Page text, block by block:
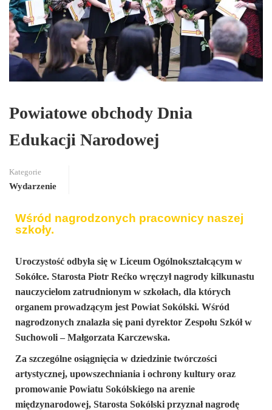
Powiatowe obchody Dnia
Edukacji Narodowej
Kategorie
Wydarzenie
Wśród nagrodzonych pracownicy naszej
szkoły.
Uroczystość odbyła się w Liceum Ogólnokształcącym w
Sokółce. Starosta Piotr Rećko wręczył nagrody kilkunastu
nauczycielom zatrudnionym w szkołach, dla których
organem prowadzącym jest Powiat Sokólski. Wśród
nagrodzonych znalazła się pani dyrektor Zespołu Szkół w
Suchowoli – Małgorzata Karczewska.
Za szczególne osiągnięcia w dziedzinie twórczości
artystycznej, upowszechniania i ochrony kultury oraz
promowanie Powiatu Sokólskiego na arenie
międzynarodowej, Starosta Sokólski przyznał nagrodę